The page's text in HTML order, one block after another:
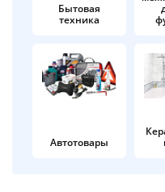
Бытовая
техника
Автотовары
недели
8